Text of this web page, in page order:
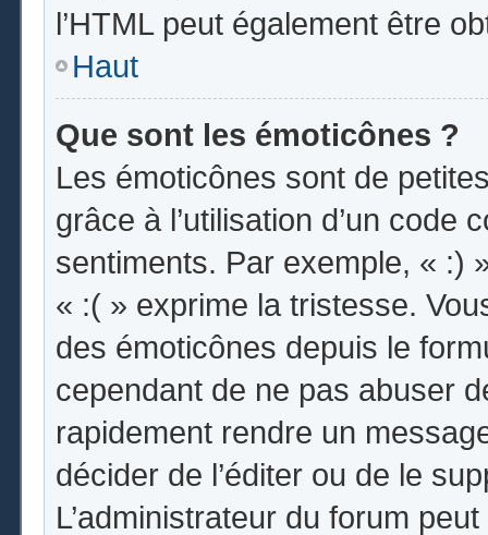
l’HTML peut également être
Haut
Que sont les émoticônes ?
Les émoticônes sont de
grâce à l’utilisation d’un code
sentiments. Par exemple, « :)
« :( » exprime la tristesse.
des émoticônes depuis le
cependant de ne pas abuser
rapidement rendre un
décider de l’éditer ou de le
L’administrateur du forum